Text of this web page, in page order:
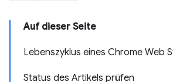
Auf dieser Seite
Lebenszyklus eines Chrome Web
Status des Artikels prüfen